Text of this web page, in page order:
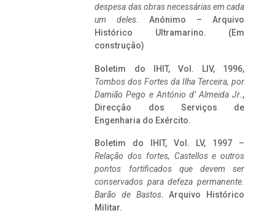
despesa das obras necessárias em cada
um deles. Anónimo – Arquivo
Histórico Ultramarino. (Em
construção)
Boletim do IHIT, Vol. LIV, 1996,
Tombos dos Fortes da Ilha Terceira, por
Damião Pego e António d’ Almeida Jr.,
Direcção dos Serviços de
Engenharia do Exército.
Boletim do IHIT, Vol. LV, 1997 –
Relação dos fortes, Castellos e outros
pontos fortificados que devem ser
conservados para defeza permanente.
Barão de Bastos. Arquivo Histórico
Militar.